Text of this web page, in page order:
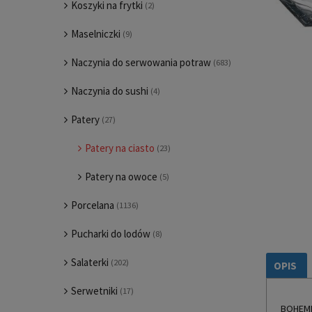
Koszyki na frytki (2)
Maselniczki (9)
Naczynia do serwowania potraw (683)
Naczynia do sushi (4)
Patery (27)
Patery na ciasto (23)
Patery na owoce (5)
Porcelana (1136)
Pucharki do lodów (8)
Salaterki (202)
Serwetniki (17)
OPIS